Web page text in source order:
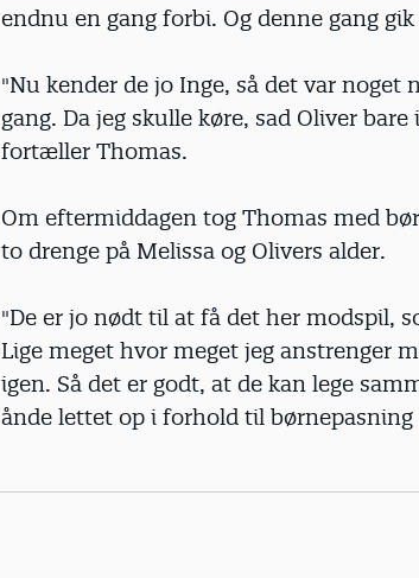
endnu en gang forbi. Og denne gang
"Nu kender de jo Inge, så det var noget
gang. Da jeg skulle køre, sad Oliver
fortæller Thomas.
Om eftermiddagen tog Thomas med
to drenge på Melissa og Olivers alder.
"De er jo nødt til at få det her modspil,
Lige meget hvor meget jeg anstrenger
igen. Så det er godt, at de kan lege
ånde lettet op i forhold til børnepasning